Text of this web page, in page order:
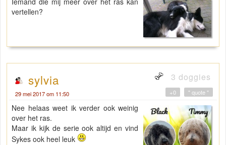
vertellen?
sylvia 3 doggies
29 mei 2017 om 11:50 " quote "
+0
Nee helaas weet ik verder ook weinig
over het ras.
Maar ik kijk de serie ook altijd en vind
Sykes ook heel leuk